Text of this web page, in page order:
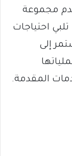
مجموعة
احتياجات
إلى
المقدمة.